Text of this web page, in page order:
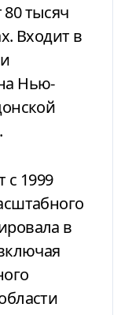
тысяч
Входит в
Нью-
с 1999
в